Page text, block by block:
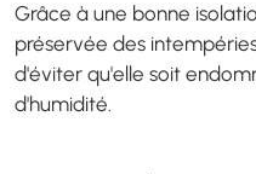
Grâce à une bonne
préservée des
d'éviter qu'elle soit
d'humidité.